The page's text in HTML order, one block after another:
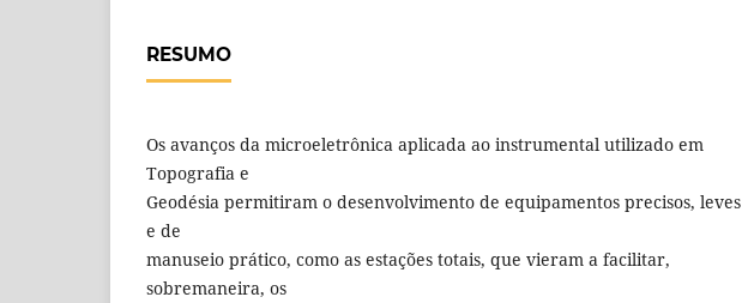
RESUMO
Os avanços da microeletrônica aplicada ao instrumental utilizado em
Topografia e
Geodésia permitiram o desenvolvimento de equipamentos precisos, leves
e de
manuseio prático, como as estações totais, que vieram a facilitar,
sobremaneira, os